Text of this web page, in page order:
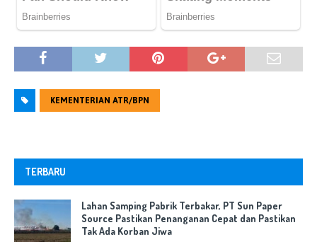
KEMENTERIAN ATR/BPN
TERBARU
Lahan Samping Pabrik Terbakar, PT Sun Paper
Source Pastikan Penanganan Cepat dan Pastikan
Tak Ada Korban Jiwa